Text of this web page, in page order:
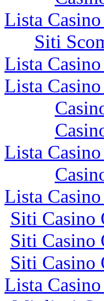
Lista
Siti
Lista
Lista
Lista
Lista
Siti Casino
Siti Casino
Siti Casino
Lista